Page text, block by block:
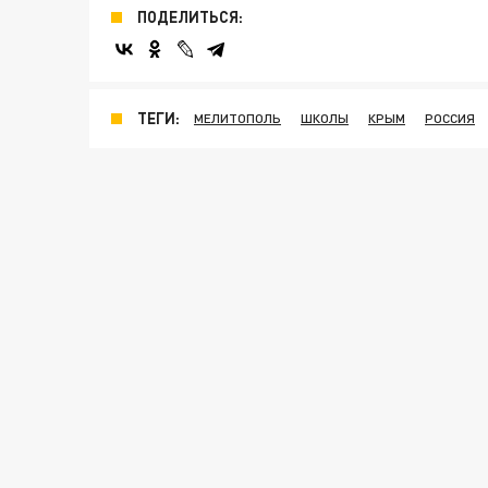
ПОДЕЛИТЬСЯ:
ТЕГИ: МЕЛИТОПОЛЬ ШКОЛЫ КРЫМ РОССИЯ